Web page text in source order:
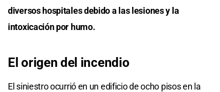
diversos hospitales debido a las lesiones y la
intoxicación por humo.
El origen del incendio
El siniestro ocurrió en un edificio de ocho pisos en la